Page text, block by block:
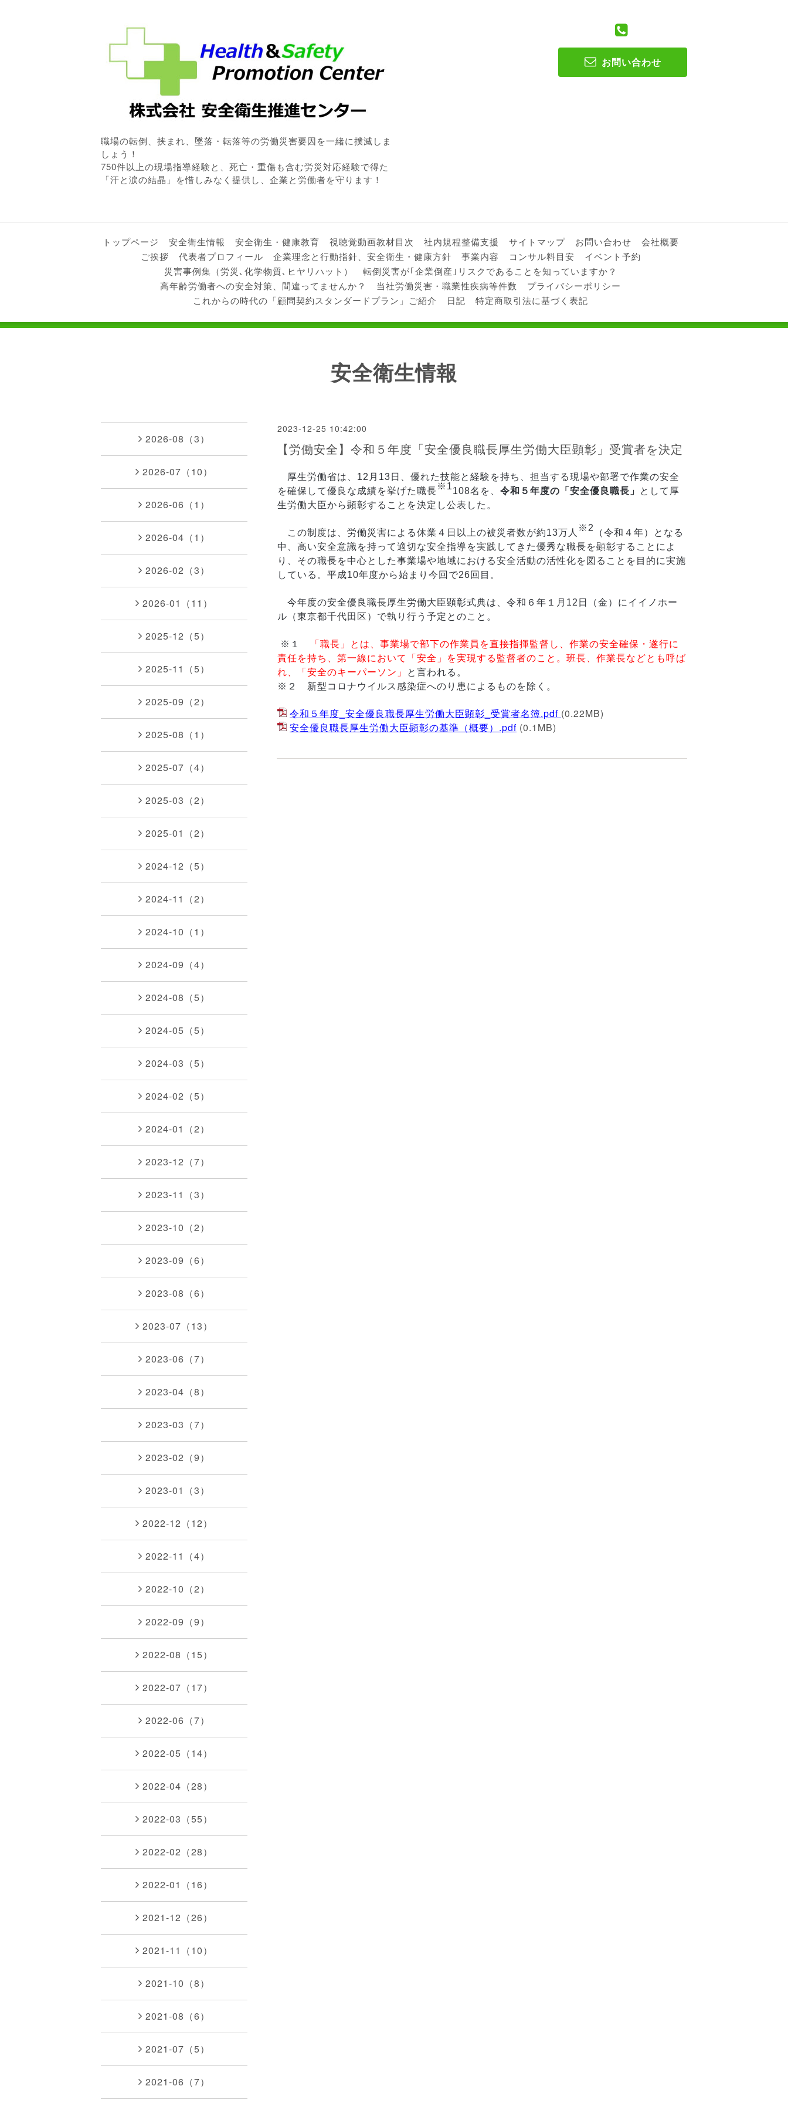
お問い合わせ
職場の転倒、挟まれ、墜落・転落等の労働災害要因を一緒に撲滅しま
しょう！
750件以上の現場指導経験と、死亡・重傷も含む労災対応経験で得た
「汗と涙の結晶」を惜しみなく提供し、企業と労働者を守ります！
トップページ 安全衛生情報 安全衛生・健康教育 視聴覚動画教材目次 社内規程整備支援 サイトマップ お問い合わせ
会社概要
ご挨拶
代表者プロフィール 企業理念と行動指針、安全衛生・健康方針 事業内容 コンサル料目安
イベント予約
災害事例集（労災､化学物質､ヒヤリハット）
転倒災害が｢企業倒産｣リスクであることを知っていますか？
高年齢労働者への安全対策、間違ってませんか？
当社労働災害・職業性疾病等件数
プライバシーポリシー
これからの時代の「顧問契約スタンダードプラン」ご紹介
日記 特定商取引法に基づく表記
安全衛生情報
2023-12-25 10:42:00
【労働安全】令和５年度「安全優良職長厚生労働大臣顕彰」受賞者を決定
厚生労働省は、12月13日、優れた技能と経験を持ち、担当する現場や部署で作業の安全
を確保して優良な成績を挙げた職長※1108名を、 令和５年度の「安全優良職長」
として厚
生労働大臣から顕彰することを決定し公表した。
この制度は、労働災害による休業４日以上の被災者数が約13万人 ※2
（令和４年）となる
中、高い安全意識を持って適切な安全指導を実践してきた優秀な職長を顕彰することによ
り、その職長を中心とした事業場や地域における安全活動の活性化を図ることを目的に実施
している。平成10年度から始まり今回で26回目。
今年度の安全優良職長厚生労働大臣顕彰式典は、令和６年１月12日（金）にイイノホー
ル（東京都千代田区）で執り行う予定とのこと。
※１
「職長」とは、事業場で部下の作業員を直接指揮監督し、作業の安全確保・遂行に
責任を持ち、第一線において「安全」を実現する監督者のこと。班長、作業長などとも呼ば
れ、「安全のキーパーソン」
と言われる。
※２ 新型コロナウイルス感染症へのり患によるものを除く。
令和５年度_安全優良職長厚生労働大臣顕彰_受賞者名簿.pdf (0.22MB)
安全優良職長厚生労働大臣顕彰の基準（概要）.pdf (0.1MB)
2026-08（3）
2026-07（10）
2026-06（1）
2026-04（1）
2026-02（3）
2026-01（11）
2025-12（5）
2025-11（5）
2025-09（2）
2025-08（1）
2025-07（4）
2025-03（2）
2025-01（2）
2024-12（5）
2024-11（2）
2024-10（1）
2024-09（4）
2024-08（5）
2024-05（5）
2024-03（5）
2024-02（5）
2024-01（2）
2023-12（7）
2023-11（3）
2023-10（2）
2023-09（6）
2023-08（6）
2023-07（13）
2023-06（7）
2023-04（8）
2023-03（7）
2023-02（9）
2023-01（3）
2022-12（12）
2022-11（4）
2022-10（2）
2022-09（9）
2022-08（15）
2022-07（17）
2022-06（7）
2022-05（14）
2022-04（28）
2022-03（55）
2022-02（28）
2022-01（16）
2021-12（26）
2021-11（10）
2021-10（8）
2021-08（6）
2021-07（5）
2021-06（7）